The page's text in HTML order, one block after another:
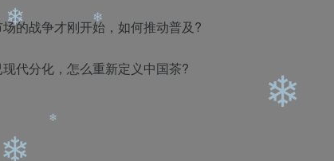
的战争才刚开始，如何推动普及?
代分化，怎么重新定义中国茶?
❄
❄